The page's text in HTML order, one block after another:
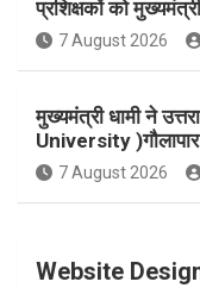
o
k a
प्रशिक्षकों को
7 August 2026
मुख्यमंत्री धामी ने
University )गौलापार
7 August 2026
Website